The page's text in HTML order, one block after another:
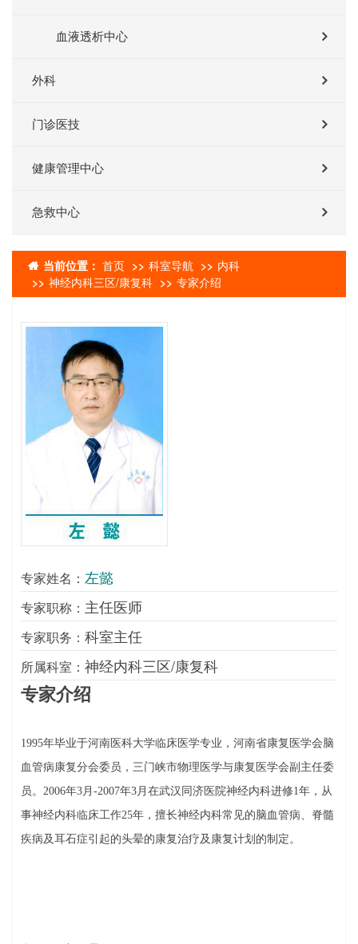
血液透析中心
外科
门诊医技
健康管理中心
急救中心
当前位置： 首页 科室导航
内科
神经内科三区/康复科
专家介绍
专家姓名： 左懿
专家职称： 主任医师
专家职务： 科室主任
所属科室： 神经内科三区/康复科
专家介绍
1995年毕业于河南医科大学临床医学专业， 河南省康复医学会脑
血管病康复分会委员，三门峡市物理医学与康复医学会副主任委
员。 2006年3 月 -2007年3 月在武汉同济医院神经内科进修1年，从
事神经内科临床工作25年，擅长神经内科常见的脑血管病、脊髓
疾病及耳石症引起的头晕的康复治疗及康复计划的制定 。